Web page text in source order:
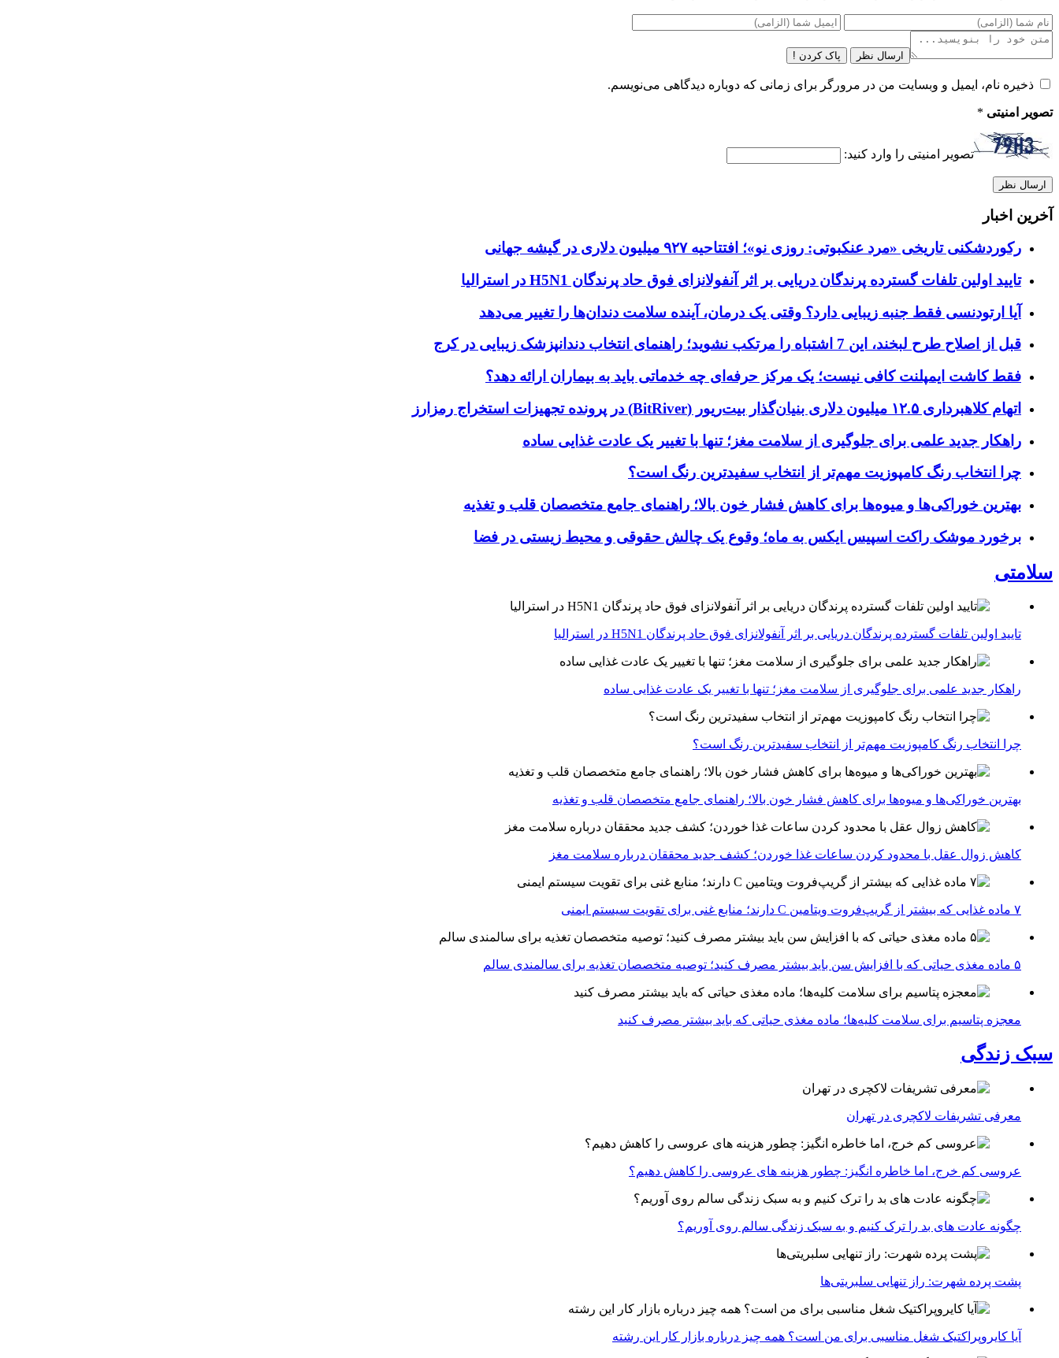
ارسال نظر پاک کردن !
ذخیره نام، ایمیل و وبسایت من در مرورگر برای زمانی که دوباره دیدگاهی می‌نویسم.
تصویر امنیتی *
تصویر امنیتی را وارد کنید:
آخرین اخبار
رکوردشکنی تاریخی «مرد عنکبوتی: روزی نو»؛ افتتاحیه ۹۲۷ میلیون دلاری در گیشه جهانی
تایید اولین تلفات گسترده پرندگان دریایی بر اثر آنفولانزای فوق حاد پرندگان H5N1 در استرالیا
آیا ارتودنسی فقط جنبه زیبایی دارد؟ وقتی یک درمان، آینده سلامت دندان‌ها را تغییر می‌دهد
قبل از اصلاح طرح لبخند، این 7 اشتباه را مرتکب نشوید؛ راهنمای انتخاب دندانپزشک زیبایی در کرج
فقط کاشت ایمپلنت کافی نیست؛ یک مرکز حرفه‌ای چه خدماتی باید به بیماران ارائه دهد؟
اتهام کلاهبرداری ۱۲.۵ میلیون دلاری بنیان‌گذار بیت‌ریور (BitRiver) در پرونده تجهیزات استخراج رمزارز
راهکار جدید علمی برای جلوگیری از سلامت مغز؛ تنها با تغییر یک عادت غذایی ساده
چرا انتخاب رنگ کامپوزیت مهم‌تر از انتخاب سفیدترین رنگ است؟
بهترین خوراکی‌ها و میوه‌ها برای کاهش فشار خون بالا؛ راهنمای جامع متخصصان قلب و تغذیه
برخورد موشک راکت اسپیس ایکس به ماه؛ وقوع یک چالش حقوقی و محیط زیستی در فضا
سلامتی
تایید اولین تلفات گسترده پرندگان دریایی بر اثر آنفولانزای فوق حاد پرندگان H5N1 در استرالیا
راهکار جدید علمی برای جلوگیری از سلامت مغز؛ تنها با تغییر یک عادت غذایی ساده
چرا انتخاب رنگ کامپوزیت مهم‌تر از انتخاب سفیدترین رنگ است؟
بهترین خوراکی‌ها و میوه‌ها برای کاهش فشار خون بالا؛ راهنمای جامع متخصصان قلب و تغذیه
کاهش زوال عقل با محدود کردن ساعات غذا خوردن؛ کشف جدید محققان درباره سلامت مغز
۷ ماده غذایی که بیشتر از گریپ‌فروت ویتامین C دارند؛ منابع غنی برای تقویت سیستم ایمنی
۵ ماده مغذی حیاتی که با افزایش سن باید بیشتر مصرف کنید؛ توصیه متخصصان تغذیه برای سالمندی سالم
معجزه پتاسیم برای سلامت کلیه‌ها؛ ماده مغذی حیاتی که باید بیشتر مصرف کنید
سبک زندگی
معرفی تشریفات لاکچری در تهران
عروسی کم خرج، اما خاطره انگیز: چطور هزینه های عروسی را کاهش دهیم؟
چگونه عادت‌ های بد را ترک کنیم و به سبک زندگی سالم روی آوریم؟
پشت پرده شهرت: راز تنهایی سلبریتی‌ها
آیا کایروپراکتیک شغل مناسبی برای من است؟ همه چیز درباره بازار کار این رشته